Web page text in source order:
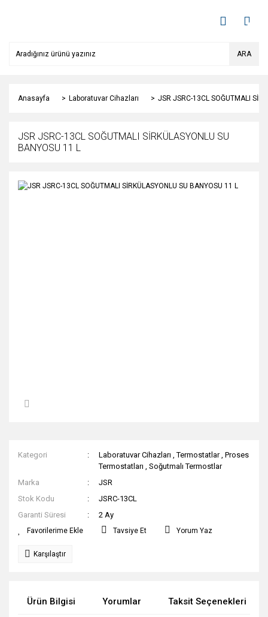
ARA
Anasayfa Laboratuvar Cihazları JSR JSRC-13CL SOĞUTMALI
JSR JSRC-13CL SOĞUTMALI SİRKÜLASYONLU SU
BANYOSU 11 L
Kategori Laboratuvar Cihazları ,Termostatlar ,Proses
Termostatları ,Soğutmalı Termostlar
Marka
JSR
Stok Kodu
JSRC-13CL
Garanti Süresi
2 Ay
Tavsiye Et Yorum Yaz
Karşılaştır
Ürün Bilgisi Yorumlar Taksit Seçenekleri